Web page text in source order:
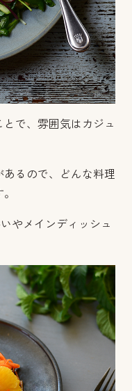
で、雰囲気はカジュ
るので、どんな料理
やメインディッシュ